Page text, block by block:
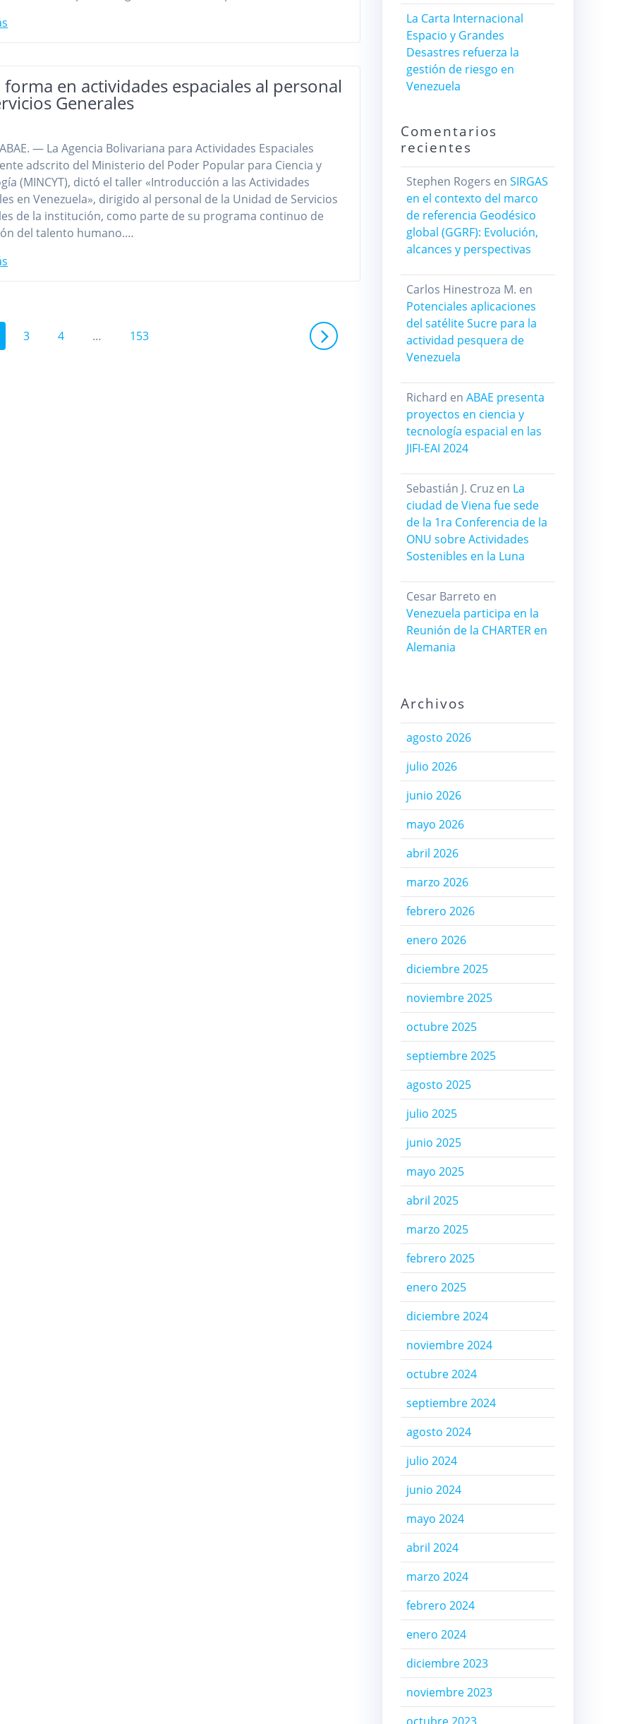
forma en actividades espaciales al personal
Generales
— La Agencia Bolivariana para Actividades Espaciales
ente adscrito del Ministerio del Poder Popular para Ciencia y
(MINCYT), dictó el taller «Introducción a las Actividades
en Venezuela», dirigido al personal de la Unidad de Servicios
de la institución, como parte de su programa continuo de
del talento humano.…
Página
3 Página
4 … Página
153
La Carta Internacional
Espacio y Grandes
Desastres refuerza la
gestión de riesgo en
Venezuela
Comentarios
recientes
Stephen Rogers en SIRGAS
en el contexto del marco
de referencia Geodésico
global (GGRF): Evolución,
alcances y perspectivas
Carlos Hinestroza M. en
Potenciales aplicaciones
del satélite Sucre para la
actividad pesquera de
Venezuela
Richard en ABAE presenta
proyectos en ciencia y
tecnología espacial en las
JIFI-EAI 2024
Sebastián J. Cruzen La
ciudad de Viena fue sede
de la 1ra Conferencia de la
ONU sobre Actividades
Sostenibles en la Luna
Cesar Barreto en
Venezuela participa en la
Reunión de la CHARTER en
Alemania
Archivos
agosto 2026
julio 2026
junio 2026
mayo 2026
abril 2026
marzo 2026
febrero 2026
enero 2026
diciembre 2025
noviembre 2025
octubre 2025
septiembre 2025
agosto 2025
julio 2025
junio 2025
mayo 2025
abril 2025
marzo 2025
febrero 2025
enero 2025
diciembre 2024
noviembre 2024
octubre 2024
septiembre 2024
agosto 2024
julio 2024
junio 2024
mayo 2024
abril 2024
marzo 2024
febrero 2024
enero 2024
diciembre 2023
noviembre 2023